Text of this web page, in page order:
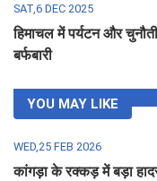
SAT,6 DEC 2025
हिमाचल में पर्यटन और
बर्फबारी
YOU MAY LIKE
WED,25 FEB 2026
कांगड़ा के रक्कड़ में बड़ा